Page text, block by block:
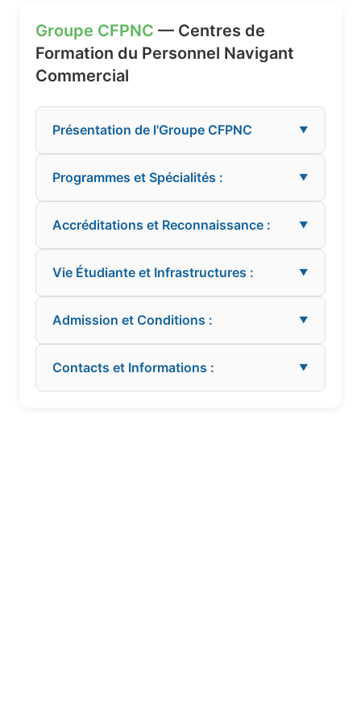
Groupe CFPNC — Centres de
Formation du Personnel Navigant
Commercial
Présentation de l'Groupe CFPNC ▼
Programmes et Spécialités : ▼
Accréditations et Reconnaissance : ▼
Vie Étudiante et Infrastructures : ▼
Admission et Conditions : ▼
Contacts et Informations : ▼